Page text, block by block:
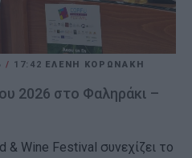
/ 17:42 ΕΛΕΝΗ ΚΟΡΩΝΑΚΗ
2026 στο Φαληράκι –
Wine Festival συνεχίζει το